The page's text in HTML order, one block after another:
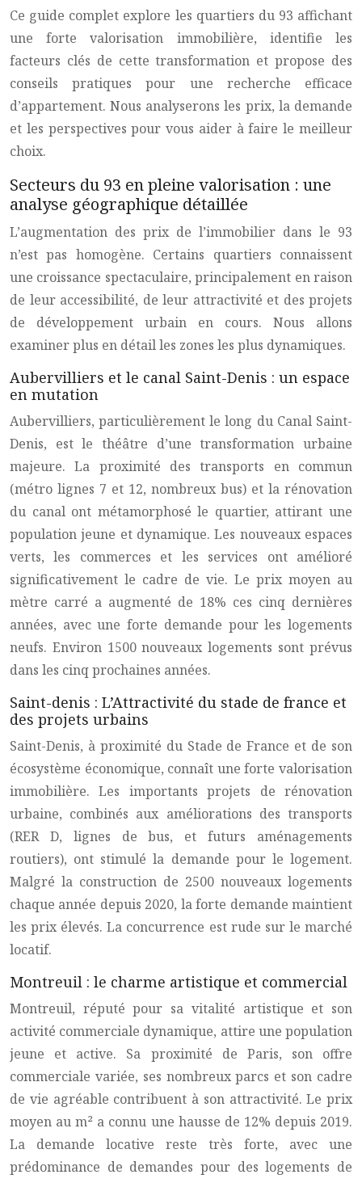
Ce guide complet explore les quartiers du 93 affichant
une forte valorisation immobilière, identifie les
facteurs clés de cette transformation et propose des
conseils pratiques pour une recherche efficace
d’appartement. Nous analyserons les prix, la demande
et les perspectives pour vous aider à faire le meilleur
choix.
Secteurs du 93 en pleine valorisation : une
analyse géographique détaillée
L’augmentation des prix de l’immobilier dans le 93
n’est pas homogène. Certains quartiers connaissent
une croissance spectaculaire, principalement en raison
de leur accessibilité, de leur attractivité et des projets
de développement urbain en cours. Nous allons
examiner plus en détail les zones les plus dynamiques.
Aubervilliers et le canal Saint-Denis : un espace
en mutation
Aubervilliers, particulièrement le long du Canal Saint-
Denis, est le théâtre d’une transformation urbaine
majeure. La proximité des transports en commun
(métro lignes 7 et 12, nombreux bus) et la rénovation
du canal ont métamorphosé le quartier, attirant une
population jeune et dynamique. Les nouveaux espaces
verts, les commerces et les services ont amélioré
significativement le cadre de vie. Le prix moyen au
mètre carré a augmenté de 18% ces cinq dernières
années, avec une forte demande pour les logements
neufs. Environ 1500 nouveaux logements sont prévus
dans les cinq prochaines années.
Saint-denis : L’Attractivité du stade de france et
des projets urbains
Saint-Denis, à proximité du Stade de France et de son
écosystème économique, connaît une forte valorisation
immobilière. Les importants projets de rénovation
urbaine, combinés aux améliorations des transports
(RER D, lignes de bus, et futurs aménagements
routiers), ont stimulé la demande pour le logement.
Malgré la construction de 2500 nouveaux logements
chaque année depuis 2020, la forte demande maintient
les prix élevés. La concurrence est rude sur le marché
locatif.
Montreuil : le charme artistique et commercial
Montreuil, réputé pour sa vitalité artistique et son
activité commerciale dynamique, attire une population
jeune et active. Sa proximité de Paris, son offre
commerciale variée, ses nombreux parcs et son cadre
de vie agréable contribuent à son attractivité. Le prix
moyen au m² a connu une hausse de 12% depuis 2019.
La demande locative reste très forte, avec une
prédominance de demandes pour des logements de